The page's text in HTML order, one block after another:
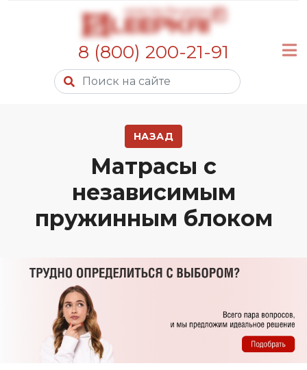
8 (800) 200-21-91
НАЗАД
Матрасы с
независимым
пружинным блоком